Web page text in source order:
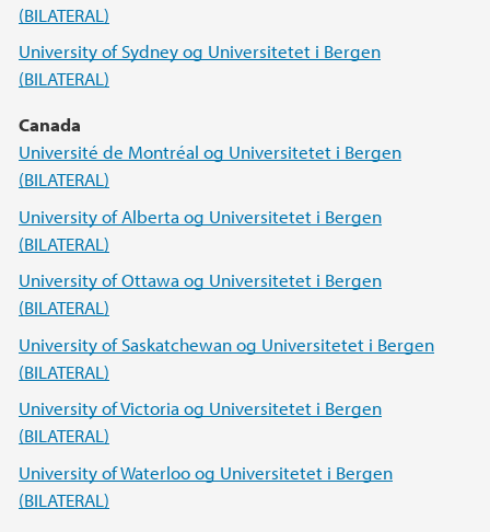
(BILATERAL)
University of Sydney og Universitetet i Bergen
(BILATERAL)
Canada
Université de Montréal og Universitetet i Bergen
(BILATERAL)
University of Alberta og Universitetet i Bergen
(BILATERAL)
University of Ottawa og Universitetet i Bergen
(BILATERAL)
University of Saskatchewan og Universitetet i Bergen
(BILATERAL)
University of Victoria og Universitetet i Bergen
(BILATERAL)
University of Waterloo og Universitetet i Bergen
(BILATERAL)